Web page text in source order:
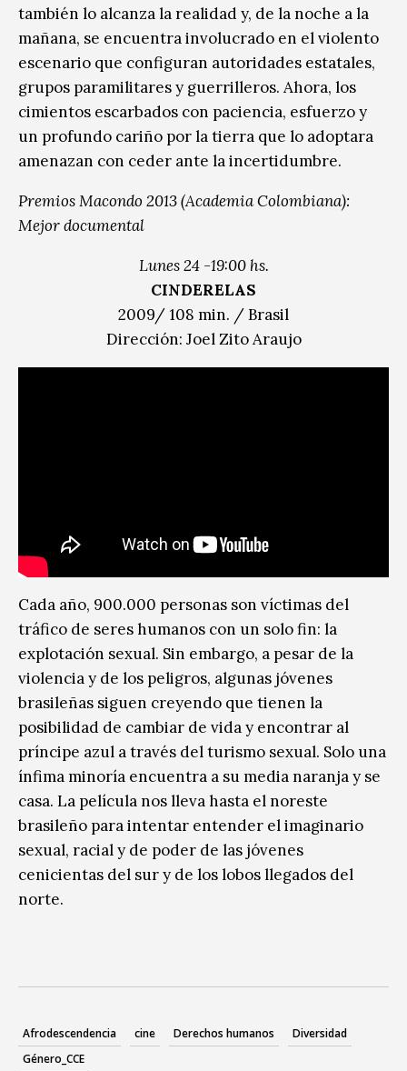
también lo alcanza la realidad y, de la noche a la
mañana, se encuentra involucrado en el violento
escenario que configuran autoridades estatales,
grupos paramilitares y guerrilleros. Ahora, los
cimientos escarbados con paciencia, esfuerzo y
un profundo cariño por la tierra que lo adoptara
amenazan con ceder ante la incertidumbre.
Premios Macondo 2013 (Academia Colombiana):
Mejor documental
Lunes 24 -19:00 hs.
CINDERELAS
2009/ 108 min. / Brasil
Dirección: Joel Zito Araujo
Cada año, 900.000 personas son víctimas del
tráfico de seres humanos con un solo fin: la
explotación sexual. Sin embargo, a pesar de la
violencia y de los peligros, algunas jóvenes
brasileñas siguen creyendo que tienen la
posibilidad de cambiar de vida y encontrar al
príncipe azul a través del turismo sexual. Solo una
ínfima minoría encuentra a su media naranja y se
casa. La película nos lleva hasta el noreste
brasileño para intentar entender el imaginario
sexual, racial y de poder de las jóvenes
cenicientas del sur y de los lobos llegados del
norte.
Afrodescendencia cine Derechos humanos
Diversidad
Género_CCE